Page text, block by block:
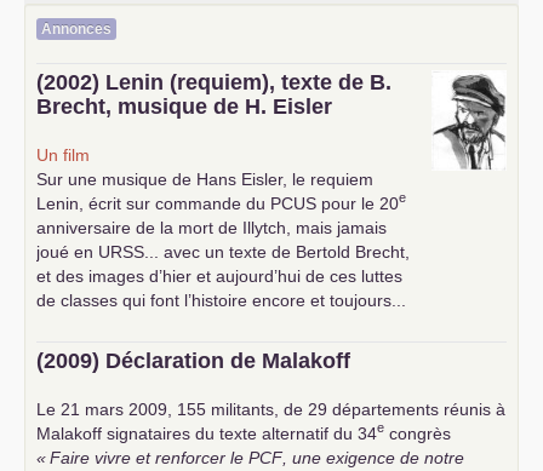
Annonces
(2002) Lenin (requiem), texte de B.
Brecht, musique de H. Eisler
Un film
Sur une musique de Hans Eisler, le requiem
Lenin, écrit sur commande du PCUS pour le 20e
anniversaire de la mort de Illytch, mais jamais
joué en URSS ... avec un texte de Bertold Brecht,
et des images d’hier et aujourd’hui de ces luttes
de classes qui font l’histoire encore et toujours...
(2009) Déclaration de Malakoff
Le 21 mars 2009, 155 militants, de 29 départements réunis à
Malakoff signataires du texte alternatif du 34e congrès
«Faire vivre et renforcer le PCF , une exigence de notre